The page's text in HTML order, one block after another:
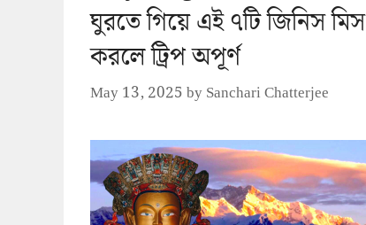
ঘুরতে গিয়ে এই ৭টি জিনিস মিস
করলে ট্রিপ অপূর্ণ
May 13, 2025bySanchari Chatterjee